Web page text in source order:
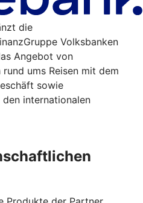
die
Volksbanken
Angebot von
ums Reisen mit dem
sowie
internationalen